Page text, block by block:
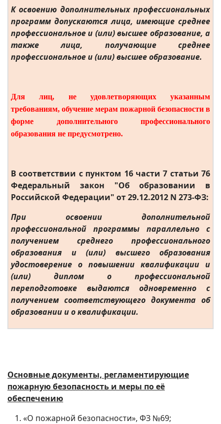
К освоению дополнительных профессиональных
программ допускаются лица, имеющие среднее
профессиональное и (или) высшее образование, а
также лица, получающие среднее
профессиональное и (или) высшее образование.
Для лиц, не удовлетворяющих указанным
требованиям, обучение мерам пожарной безопасности в
форме дополнительного профессионального
образования не предусмотрено.
В соответствии с пунктом 16 части 7 статьи 76
Федеральный закон "Об образовании в
Российской Федерации" от 29.12.2012 N 273-ФЗ:
При освоении дополнительной
профессиональной программы параллельно с
получением среднего профессионального
образования и (или) высшего образования
удостоверение о повышении квалификации и
(или) диплом о профессиональной
переподготовке выдаются одновременно с
получением соответствующего документа об
образовании и о квалификации.
Основные документы, регламентирующие
пожарную безопасность и меры по её
обеспечению
«О пожарной безопасности», ФЗ №69;